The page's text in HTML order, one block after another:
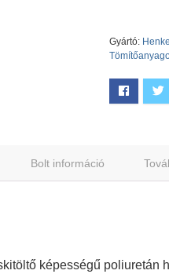
Gyártó: Henkel
Bolt információ
képességű poliuretán